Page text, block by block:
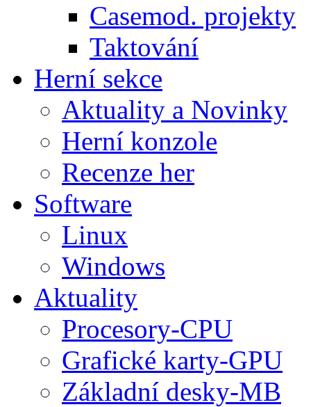
Casemod. projekty
Taktování
Herní sekce
Aktuality a Novinky
Herní konzole
Recenze her
Software
Linux
Windows
Aktuality
Procesory-CPU
Grafické karty-GPU
Základní desky-MB